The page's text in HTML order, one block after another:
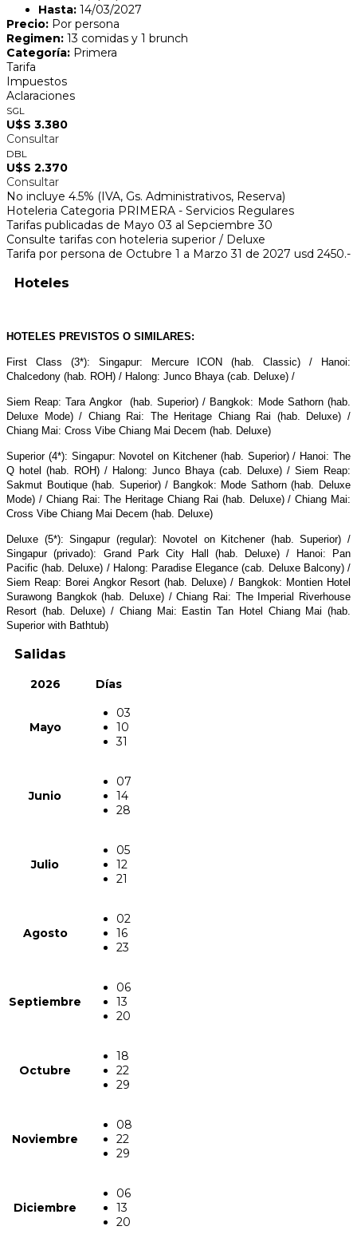
Hasta: 14/03/2027
Precio: Por persona
Regimen: 13 comidas y 1 brunch
Categoría: Primera
Tarifa
Impuestos
Aclaraciones
SGL
U$S 3.380
Consultar
DBL
U$S 2.370
Consultar
No incluye 4.5% (IVA, Gs. Administrativos, Reserva)
Hoteleria Categoria PRIMERA - Servicios Regulares
Tarifas publicadas de Mayo 03 al Sepciembre 30
Consulte tarifas con hoteleria superior / Deluxe
Tarifa por persona de Octubre 1 a Marzo 31 de 2027 usd 2450.-
Hoteles
HOTELES PREVISTOS O SIMILARES:
First Class (3*): Singapur: Mercure ICON (hab. Classic) / Hanoi:
Chalcedony (hab. ROH) / Halong: Junco Bhaya (cab. Deluxe) /
Siem Reap: Tara Angkor (hab. Superior) / Bangkok: Mode Sathorn (hab.
Deluxe Mode) / Chiang Rai: The Heritage Chiang Rai (hab. Deluxe) /
Chiang Mai: Cross Vibe Chiang Mai Decem (hab. Deluxe)
Superior (4*): Singapur: Novotel on Kitchener (hab. Superior) / Hanoi: The
Q hotel (hab. ROH) / Halong: Junco Bhaya (cab. Deluxe) / Siem Reap:
Sakmut Boutique (hab. Superior) / Bangkok: Mode Sathorn (hab. Deluxe
Mode) / Chiang Rai: The Heritage Chiang Rai (hab. Deluxe) / Chiang Mai:
Cross Vibe Chiang Mai Decem (hab. Deluxe)
Deluxe (5*): Singapur (regular): Novotel on Kitchener (hab. Superior) /
Singapur (privado): Grand Park City Hall (hab. Deluxe) / Hanoi: Pan
Pacific (hab. Deluxe) / Halong: Paradise Elegance (cab. Deluxe Balcony) /
Siem Reap: Borei Angkor Resort (hab. Deluxe) / Bangkok: Montien Hotel
Surawong Bangkok (hab. Deluxe) / Chiang Rai: The Imperial Riverhouse
Resort (hab. Deluxe) / Chiang Mai: Eastin Tan Hotel Chiang Mai (hab.
Superior with Bathtub)
Salidas
2026 Días
Mayo
03
10
31
Junio
07
14
28
Julio
05
12
21
Agosto
02
16
23
Septiembre
06
13
20
Octubre
18
22
29
Noviembre
08
22
29
Diciembre
06
13
20